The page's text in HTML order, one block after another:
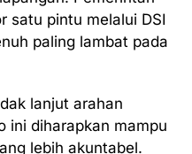
satu pintu melalui DSI
paling lambat pada
lanjut arahan
ini diharapkan mampu
lebih akuntabel.